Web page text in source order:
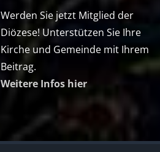
Werden Sie jetzt Mitglied der
Diözese! Unterstützen Sie Ihre
Kirche und Gemeinde mit Ihrem
Beitrag.
Weitere Infos hier